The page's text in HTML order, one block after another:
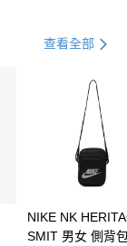
21家銀行
查看全部
NIKE NK
SMIT 男女 側背